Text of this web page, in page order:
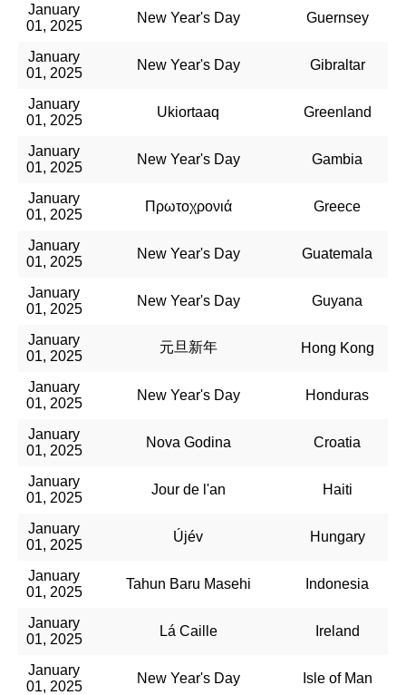
January
01, 2025
New Year's Day Guernsey
January
01, 2025
New Year's Day Gibraltar
January
01, 2025
Ukiortaaq Greenland
January
01, 2025
New Year's Day Gambia
January
01, 2025
Πρωτοχρονιά Greece
January
01, 2025
New Year's Day Guatemala
January
01, 2025
New Year's Day Guyana
January
01, 2025
元旦新年 Hong Kong
January
01, 2025
New Year's Day Honduras
January
01, 2025
Nova Godina Croatia
January
01, 2025
Jour de l'an Haiti
January
01, 2025
Újév Hungary
January
01, 2025
Tahun Baru Masehi Indonesia
January
01, 2025
Lá Caille Ireland
January
01, 2025
New Year's Day Isle of Man